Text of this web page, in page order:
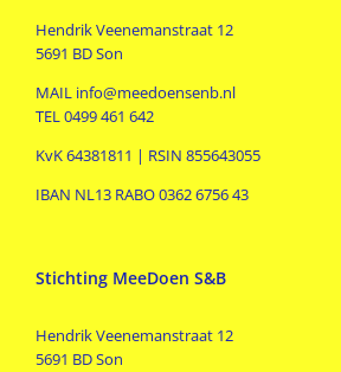
Hendrik Veenemanstraat 12
5691 BD Son
MAIL info@meedoensenb.nl
TEL 0499 461 642
KvK 64381811 | RSIN 855643055
IBAN NL13 RABO 0362 6756 43
Stichting MeeDoen S&B
Hendrik Veenemanstraat 12
5691 BD Son